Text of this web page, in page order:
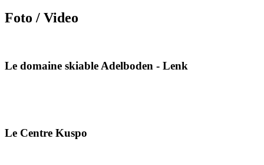
Foto / Video
Le domaine skiable Adelboden - Lenk
Le Centre Kuspo